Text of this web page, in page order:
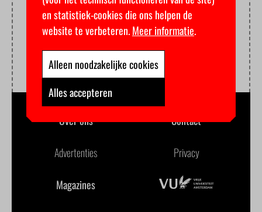
Over ons Contact
Advertenties Privacy
Magazines
en statistiek-cookies die ons helpen de
website te verbeteren.Meer informatie.
Alleen noodzakelijke cookies
Alles accepteren